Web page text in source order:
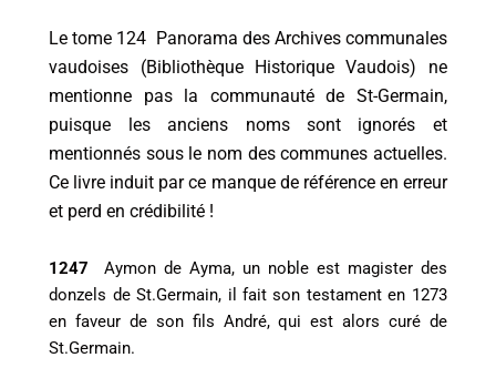
Le tome 124 Panorama des Archives communales
vaudoises (Bibliothèque Historique Vaudois) ne
mentionne pas la communauté de St-Germain,
puisque les anciens noms sont ignorés et
mentionnés sous le nom des communes actuelles.
Ce livre induit par ce manque de référence en erreur
et perd en crédibilité !
1247 Aymon de Ayma, un noble est magister des
donzels de St.Germain, il fait son testament en 1273
en faveur de son fils André, qui est alors curé de
St.Germain.